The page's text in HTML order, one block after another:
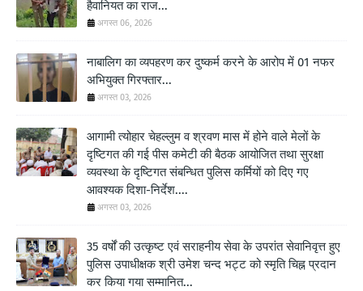
हैवानियत का राज...
अगस्त 06, 2026
नाबालिग का व्यपहरण कर दुष्कर्म करने के आरोप में 01 नफर
अभियुक्त गिरफ्तार...
अगस्त 03, 2026
आगामी त्योहार चेहल्लुम व श्रवण मास में होने वाले मेलों के
दृष्टिगत की गई पीस कमेटी की बैठक आयोजित तथा सुरक्षा
व्यवस्था के दृष्टिगत संबन्धित पुलिस कर्मियों को दिए गए
आवश्यक दिशा-निर्देश....
अगस्त 03, 2026
35 वर्षों की उत्कृष्ट एवं सराहनीय सेवा के उपरांत सेवानिवृत्त हुए
पुलिस उपाधीक्षक श्री उमेश चन्द भट्ट को स्मृति चिह्न प्रदान
कर किया गया सम्मानित...